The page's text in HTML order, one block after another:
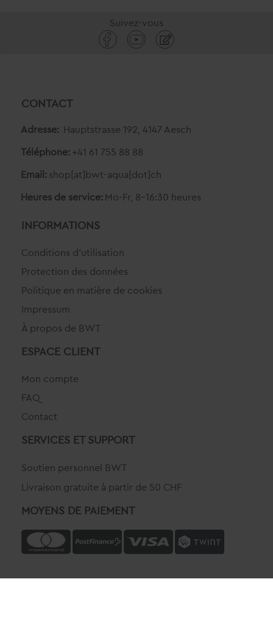
Suivez-vous
CONTACT
Adresse: Hauptstrasse 192, 4147 Aesch
Téléphone: +41 61 755 88 88
Email: shop[at]bwt-aqua[dot]ch
Heures de service: Mo-Fr, 8-16:30 heures
INFORMATIONS
Conditions d'utilisation
Protection des données
Politique en matière de cookies
Impressum
À propos de BWT
ESPACE CLIENT
Mon compte
FAQ
Contact
SERVICES ET SUPPORT
Soutien personnel BWT
Livraison gratuite à partir de 50 CHF
MOYENS DE PAIEMENT